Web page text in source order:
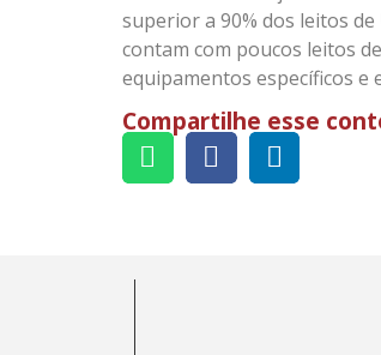
superior a 90% dos leitos de
contam com poucos leitos
equipamentos específicos e
Compartilhe esse